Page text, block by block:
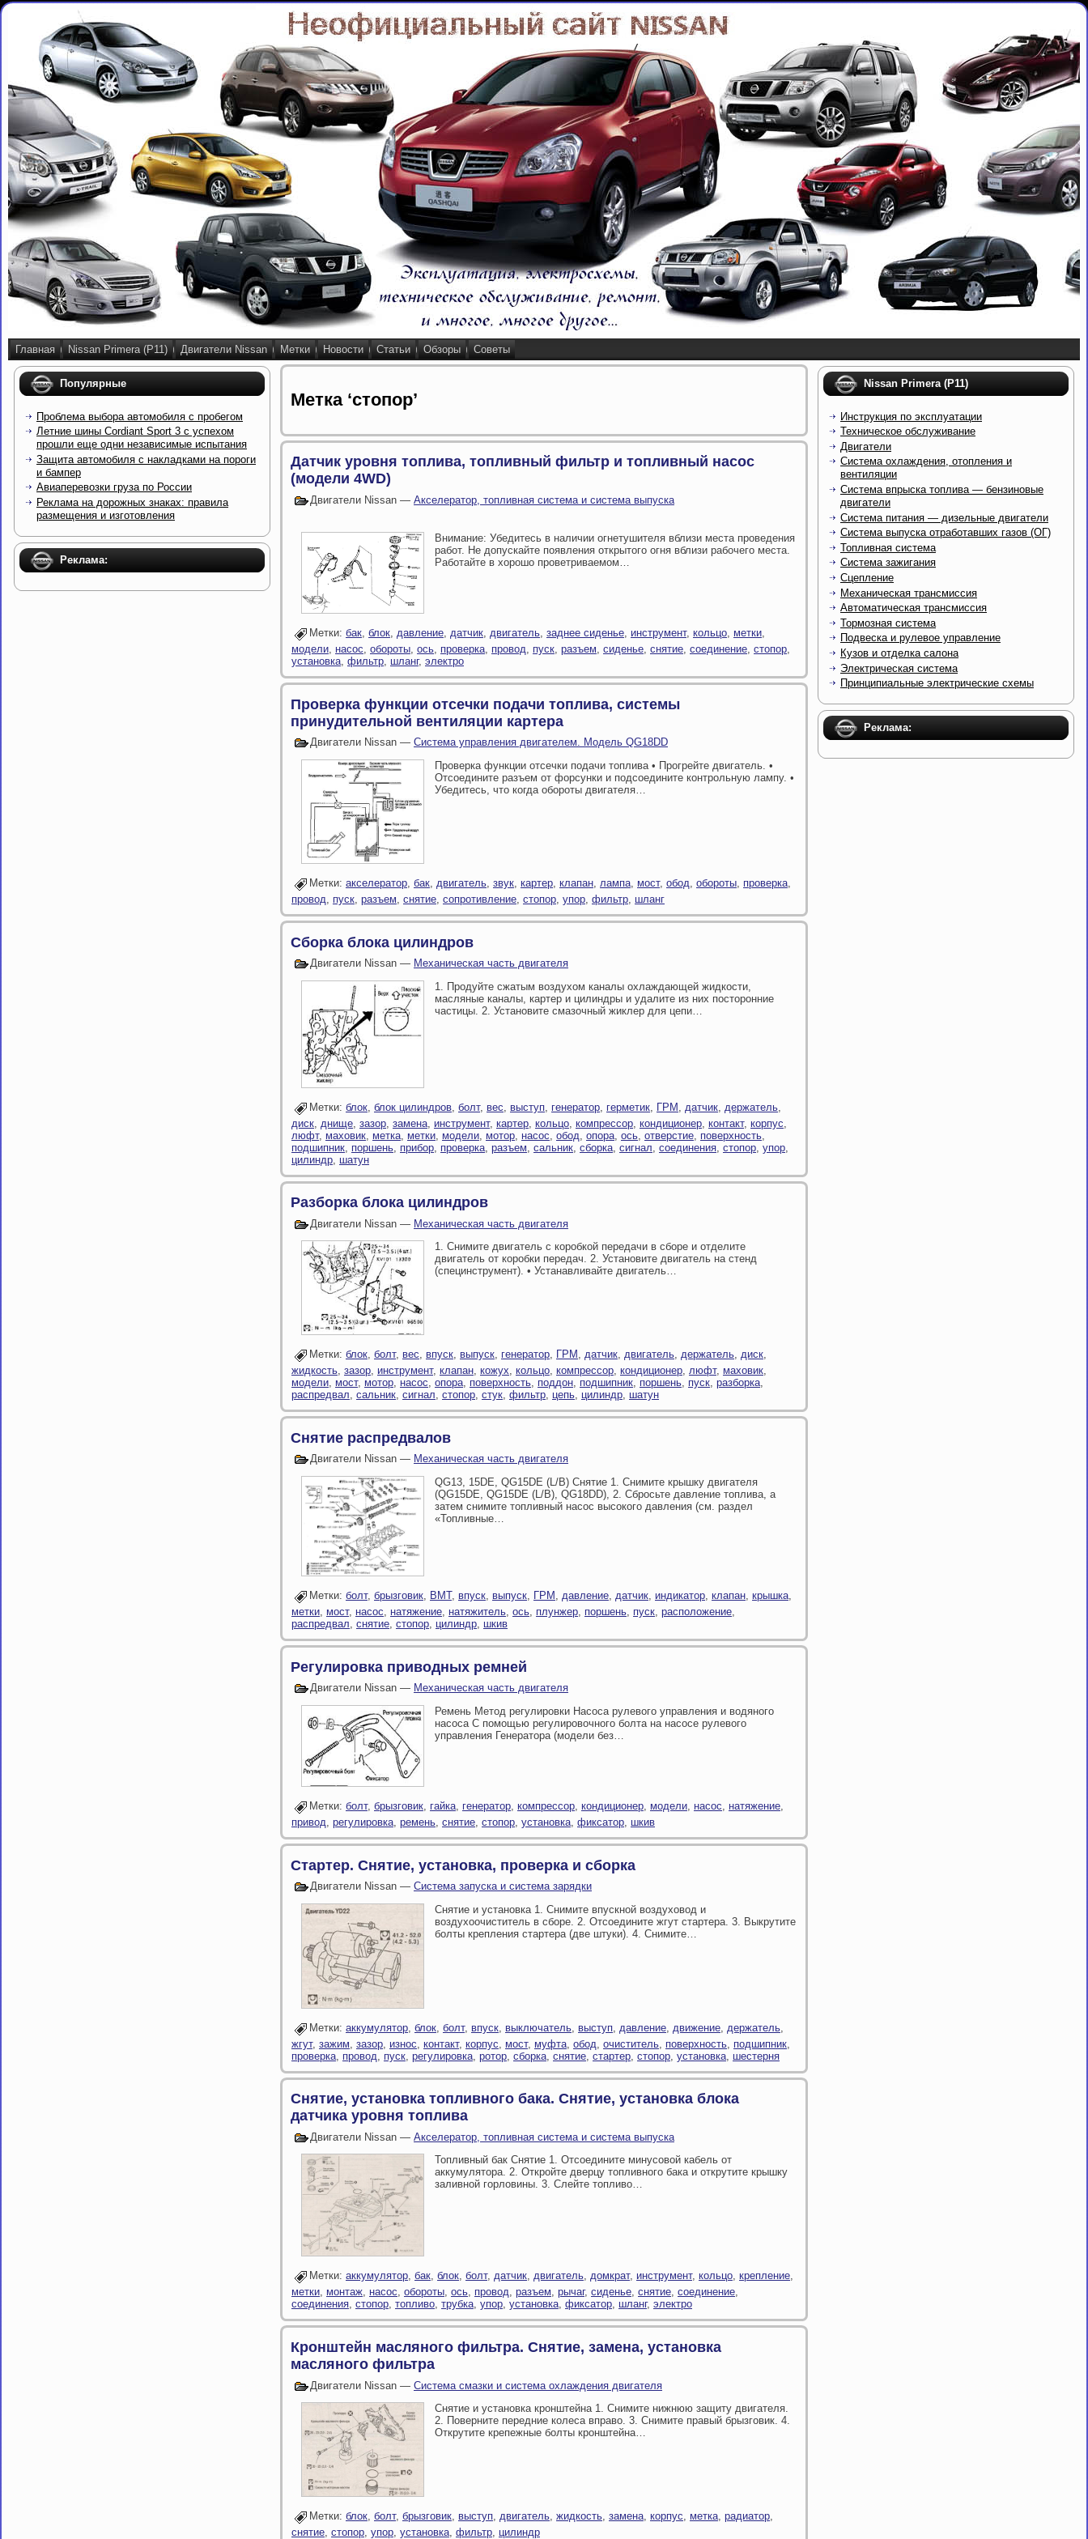
Главная Nissan Primera (P11) Двигатели Nissan Метки Новости Статьи Обзоры Советы
Популярные
Проблема выбора автомобиля с пробегом
Летние шины Cordiant Sport 3 с успехом
прошли еще одни независимые испытания
Защита автомобиля с накладками на пороги
и бампер
Авиаперевозки груза по России
Реклама на дорожных знаках: правила
размещения и изготовления
Реклама:
Метка ‘стопор’
Датчик уровня топлива, топливный фильтр и топливный насос
(модели 4WD)
Двигатели Nissan — Акселератор, топливная система и система выпуска
Внимание: Убедитесь в наличии огнетушителя вблизи места проведения
работ. Не допускайте появления открытого огня вблизи рабочего места.
Работайте в хорошо проветриваемом…
Метки: бак, блок, давление, датчик, двигатель, заднее сиденье, инструмент, кольцо, метки,
модели насос обороты ось проверка провод пуск разъем сиденье снятие соединение стопор
установка фильтр шланг, электро
Проверка функции отсечки подачи топлива, системы
принудительной вентиляции картера
Двигатели Nissan — Система управления двигателем. Модель QG18DD
Проверка функции отсечки подачи топлива • Прогрейте двигатель. •
Отсоедините разъем от форсунки и подсоедините контрольную лампу. •
Убедитесь, что когда обороты двигателя…
Метки: акселератор, бак, двигатель, звук, картер, клапан, лампа, мост, обод, обороты, проверка,
провод, пуск, разъем, снятие, сопротивление, стопор, упор, фильтр, шланг
Сборка блока цилиндров
Двигатели Nissan — Механическая часть двигателя
1. Продуйте сжатым воздухом каналы охлаждающей жидкости,
масляные каналы, картер и цилиндры и удалите из них посторонние
частицы. 2. Установите смазочный жиклер для цепи…
Метки: блок, блок цилиндров, болт, вес, выступ, генератор, герметик, ГРМ , датчик, держатель,
диск днище зазор замена инструмент, картер кольцо компрессор кондиционер контакт, корпус
люфт, маховик метка метки модели мотор насос обод опора ось отверстие поверхность
подшипник поршень прибор проверка разъем сальник сборка сигнал соединения стопор упор
цилиндр шатун
Разборка блока цилиндров
Двигатели Nissan — Механическая часть двигателя
1. Снимите двигатель с коробкой передачи в сборе и отделите
двигатель от коробки передач. 2. Установите двигатель на стенд
(специнструмент). • Устанавливайте двигатель…
Метки: блок, болт, вес, впуск, выпуск, генератор, ГРМ , датчик, двигатель, держатель, диск,
жидкость, зазор, инструмент, клапан, кожух, кольцо, компрессор, кондиционер, люфт, маховик,
модели, мост, мотор, насос, опора, поверхность, поддон, подшипник, поршень, пуск, разборка,
распредвал, сальник, сигнал, стопор, стук, фильтр, цепь, цилиндр, шатун
Снятие распредвалов
Двигатели Nissan — Механическая часть двигателя
QG13, 15DE, QG15DE (L/B) Снятие 1. Снимите крышку двигателя
(QG15DE, QG15DE (L/B), QG18DD), 2. Сбросьте давление топлива, а
затем снимите топливный насос высокого давления (см. раздел
«Топливные…
Метки: болт, брызговик, ВМТ, впуск, выпуск, ГРМ , давление, датчик, индикатор, клапан, крышка,
метки, мост, насос, натяжение, натяжитель, ось, плунжер, поршень, пуск, расположение,
распредвал, снятие, стопор, цилиндр, шкив
Регулировка приводных ремней
Двигатели Nissan — Механическая часть двигателя
Ремень Метод регулировки Насоса рулевого управления и водяного
насоса С помощью регулировочного болта на насосе рулевого
управления Генератора (модели без…
Метки: болт, брызговик, гайка, генератор, компрессор, кондиционер, модели, насос, натяжение,
привод, регулировка, ремень, снятие, стопор, установка, фиксатор, шкив
Стартер. Снятие, установка, проверка и сборка
Двигатели Nissan — Система запуска и система зарядки
Снятие и установка 1. Снимите впускной воздуховод и
воздухоочиститель в сборе. 2. Отсоедините жгут стартера. 3. Выкрутите
болты крепления стартера (две штуки). 4. Снимите…
Метки: аккумулятор, блок, болт, впуск, выключатель, выступ, давление, движение, держатель,
жгут, зажим зазор износ контакт, корпус мост, муфта обод очиститель поверхность подшипник
проверка провод пуск регулировка ротор сборка снятие стартер стопор установка шестерня
Снятие, установка топливного бака. Снятие, установка блока
датчика уровня топлива
Двигатели Nissan — Акселератор, топливная система и система выпуска
Топливный бак Снятие 1. Отсоедините минусовой кабель от
аккумулятора. 2. Откройте дверцу топливного бака и открутите крышку
заливной горловины. 3. Слейте топливо…
Метки: аккумулятор, бак, блок, болт, датчик, двигатель, домкрат, инструмент, кольцо, крепление,
метки, монтаж, насос, обороты, ось, провод, разъем, рычаг, сиденье, снятие, соединение,
соединения, стопор, топливо, трубка, упор, установка, фиксатор, шланг, электро
Кронштейн масляного фильтра. Снятие, замена, установка
масляного фильтра
Двигатели Nissan — Система смазки и система охлаждения двигателя
Снятие и установка кронштейна 1. Снимите нижнюю защиту двигателя.
2. Поверните передние колеса вправо. 3. Снимите правый брызговик. 4.
Открутите крепежные болты кронштейна…
Метки: блок, болт, брызговик, выступ, двигатель, жидкость, замена, корпус, метка, радиатор,
снятие, стопор, упор, установка, фильтр, цилиндр
Nissan Primera (P11)
Инструкция по эксплуатации
Техническое обслуживание
Двигатели
Система охлаждения, отопления и
вентиляции
Система впрыска топлива — бензиновые
двигатели
Система питания — дизельные двигатели
Система выпуска отработавших газов (ОГ)
Топливная система
Система зажигания
Сцепление
Механическая трансмиссия
Автоматическая трансмиссия
Тормозная система
Подвеска и рулевое управление
Кузов и отделка салона
Электрическая система
Принципиальные электрические схемы
Реклама: